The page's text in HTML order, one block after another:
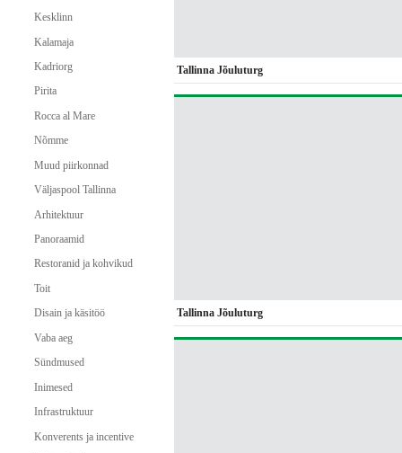
Kesklinn
Kalamaja
Kadriorg
Pirita
Rocca al Mare
Nõmme
Muud piirkonnad
Väljaspool Tallinna
Arhitektuur
Panoraamid
Restoranid ja kohvikud
Toit
Disain ja käsitöö
Vaba aeg
Sündmused
Inimesed
Infrastruktuur
Konverents ja incentive
Tallinna Jõuluturg
Tallinna Jõuluturg